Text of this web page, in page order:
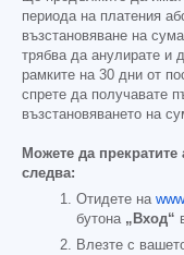
периода на платения
възстановяване на
трябва да анулирате и
рамките на 30 дни от
спрете да получавате
възстановяването на
Можете да
следва:
Отидете на
бутона „Вход“
Влезте с